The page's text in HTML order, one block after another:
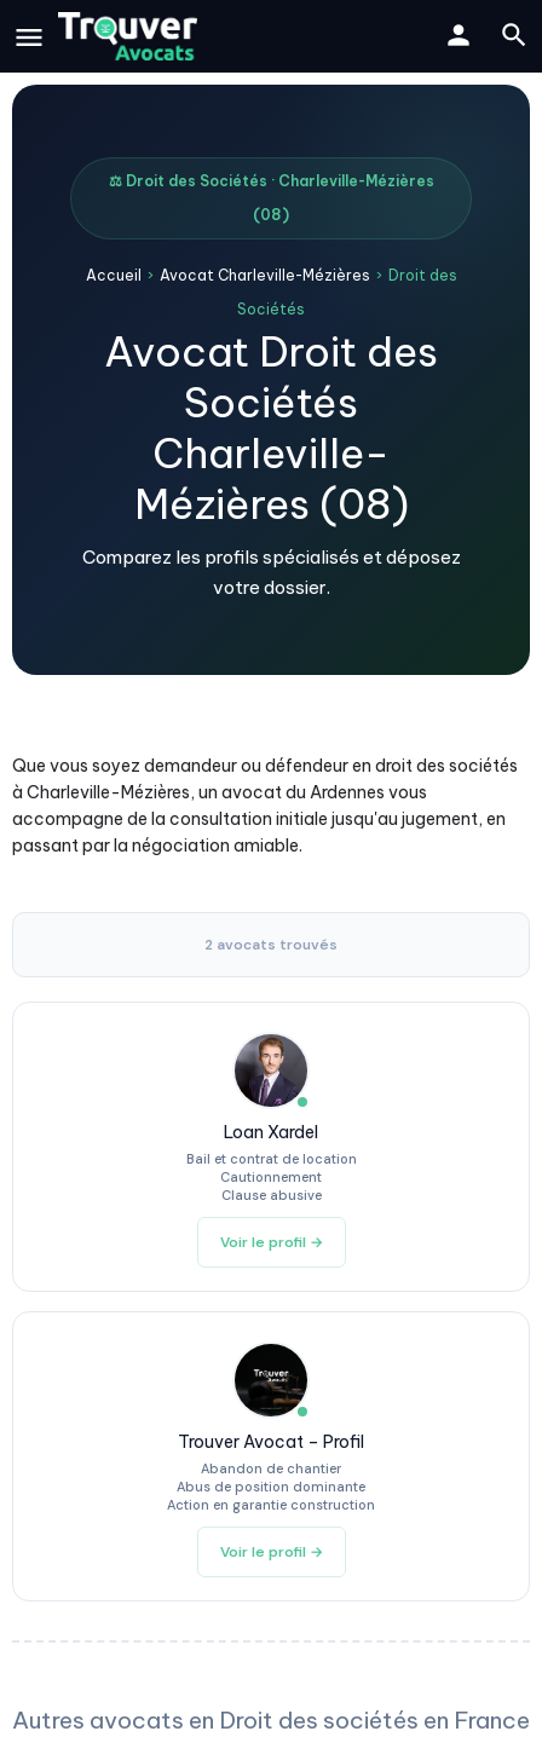
⚖️ Droit des Sociétés · Charleville-Mézières
(08)
Accueil › Avocat Charleville-Mézières › Droit des
Sociétés
Avocat Droit des
Sociétés
Charleville-
Mézières (08)
Comparez les profils spécialisés et déposez
votre dossier.
Que vous soyez demandeur ou défendeur en droit des sociétés
à Charleville-Mézières, un avocat du Ardennes vous
accompagne de la consultation initiale jusqu'au jugement, en
passant par la négociation amiable.
2 avocats trouvés
Loan Xardel
Bail et contrat de location
Cautionnement
Clause abusive
Voir le profil →
Trouver Avocat – Profil
Abandon de chantier
Abus de position dominante
Action en garantie construction
Voir le profil →
Autres avocats en Droit des sociétés en France